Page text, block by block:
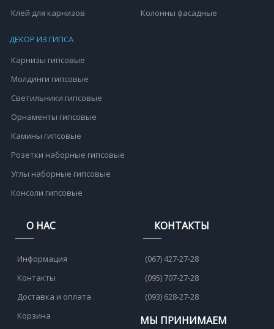
Клей для карнизов
Колонны фасадные
ДЕКОР ИЗ ГИПСА
Карнизы гипсовые
Молдинги гипсовые
Светильники гипсовые
Орнаменты гипсовые
Камины гипсовые
Розетки наборные гипсовые
Углы наборные гипсовые
Консоли гипсовые
О НАС
Информация
Контакты
Доставка и оплата
Корзина
КОНТАКТЫ
(067) 427-27-28
(095) 707-27-28
(093) 628-27-28
МЫ ПРИНИМАЕМ